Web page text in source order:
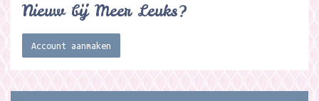
Nieuw bij Meer Leuks?
Account aanmaken